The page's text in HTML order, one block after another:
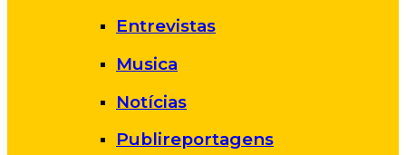
Entrevistas
Musica
Notícias
Publireportagens